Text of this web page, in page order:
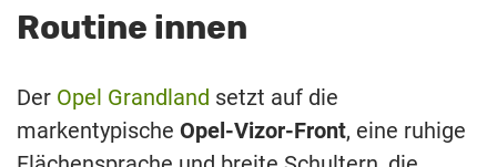
Routine innen
Der Opel Grandland setzt auf die
markentypische Opel-Vizor-Front, eine ruhige